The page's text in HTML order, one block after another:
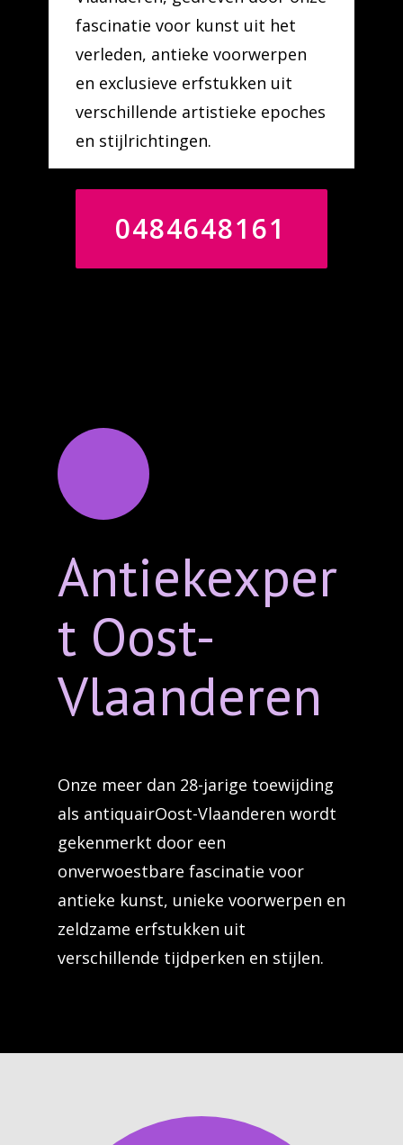
fascinatie voor kunst uit het
verleden, antieke voorwerpen
en exclusieve erfstukken uit
verschillende artistieke epoches
en stijlrichtingen.
0484648161
Antiekexper
t Oost-
Vlaanderen
Onze meer dan 28-jarige toewijding
als antiquairOost-Vlaanderen wordt
gekenmerkt door een
onverwoestbare fascinatie voor
antieke kunst, unieke voorwerpen en
zeldzame erfstukken uit
verschillende tijdperken en stijlen.